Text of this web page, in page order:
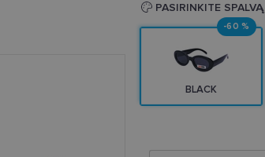
PASIRINKITE SPALVĄ
BLACK
-60 %